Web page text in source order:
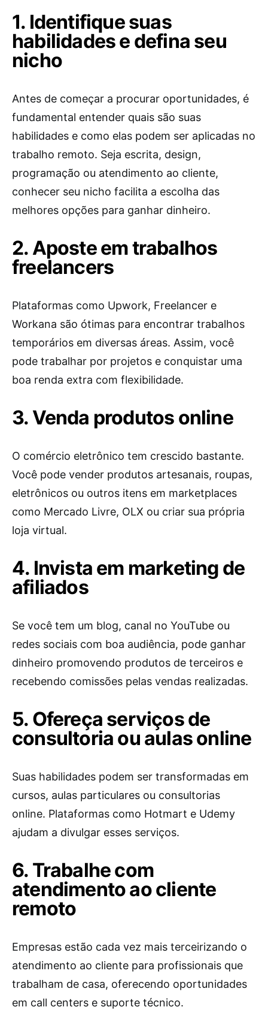
1. Identifique suas
habilidades e defina seu
nicho
Antes de começar a procurar oportunidades, é
fundamental entender quais são suas
habilidades e como elas podem ser aplicadas no
trabalho remoto. Seja escrita, design,
programação ou atendimento ao cliente,
conhecer seu nicho facilita a escolha das
melhores opções para ganhar dinheiro.
2. Aposte em trabalhos
freelancers
Plataformas como Upwork, Freelancer e
Workana são ótimas para encontrar trabalhos
temporários em diversas áreas. Assim, você
pode trabalhar por projetos e conquistar uma
boa renda extra com flexibilidade.
3. Venda produtos online
O comércio eletrônico tem crescido bastante.
Você pode vender produtos artesanais, roupas,
eletrônicos ou outros itens em marketplaces
como Mercado Livre, OLX ou criar sua própria
loja virtual.
4. Invista em marketing de
afiliados
Se você tem um blog, canal no YouTube ou
redes sociais com boa audiência, pode ganhar
dinheiro promovendo produtos de terceiros e
recebendo comissões pelas vendas realizadas.
5. Ofereça serviços de
consultoria ou aulas online
Suas habilidades podem ser transformadas em
cursos, aulas particulares ou consultorias
online. Plataformas como Hotmart e Udemy
ajudam a divulgar esses serviços.
6. Trabalhe com
atendimento ao cliente
remoto
Empresas estão cada vez mais terceirizando o
atendimento ao cliente para profissionais que
trabalham de casa, oferecendo oportunidades
em call centers e suporte técnico.